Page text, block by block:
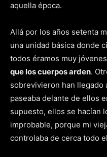
aquella época.
Allá por los años setenta
una unidad básica donde
todos éramos muy
que los cuerpos arden.
sobrevivieron han llegado
paseaba delante de ellos
supuesto, ellos se hacían
improbable, porque mi
controlaba de cerca todo